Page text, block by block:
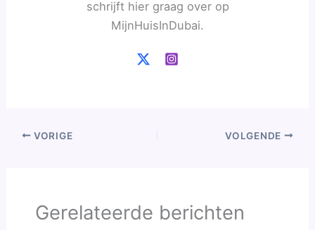
schrijft hier graag over op
MijnHuisInDubai.
VORIGE VOLGENDE
Gerelateerde berichten